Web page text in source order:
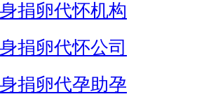
捐卵代怀机构
捐卵代怀公司
捐卵代孕助孕